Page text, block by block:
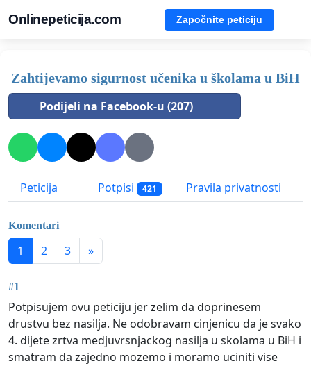
Onlinepeticija.com Započnite peticiju
Zahtijevamo sigurnost učenika u školama u BiH
Podijeli na Facebook-u (207)
Peticija Potpisi 421 Pravila privatnosti
Komentari
1 2 3 »
#1
Potpisujem ovu peticiju jer zelim da doprinesem
drustvu bez nasilja. Ne odobravam cinjenicu da je svako
4. dijete zrtva medjuvrsnjackog nasilja u skolama u BiH i
smatram da zajedno mozemo i moramo uciniti vise